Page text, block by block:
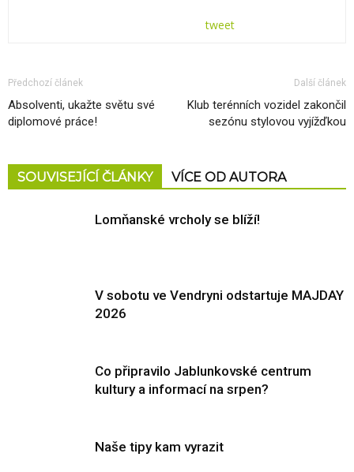
tweet
Předchozí článek
Absolventi, ukažte světu své
diplomové práce!
Další článek
Klub terénních vozidel zakončil
sezónu stylovou vyjížďkou
SOUVISEJÍCÍ ČLÁNKY VÍCE OD AUTORA
Lomňanské vrcholy se blíží!
V sobotu ve Vendryni odstartuje MAJDAY
2026
Co připravilo Jablunkovské centrum
kultury a informací na srpen?
Naše tipy kam vyrazit